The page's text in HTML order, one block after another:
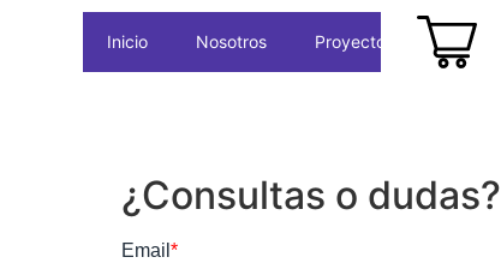
Inicio Nosotros Proyectos Cafés
¿Consultas o dudas?